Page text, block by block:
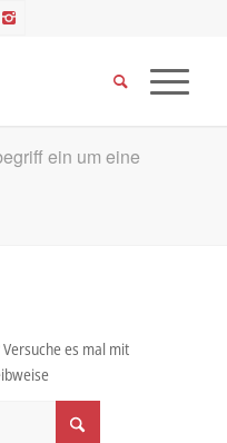
ein um eine
es mal mit